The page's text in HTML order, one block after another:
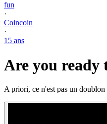
fun
·
Coincoin
·
15 ans
Are you ready
A priori, ce n'est pas un doublon